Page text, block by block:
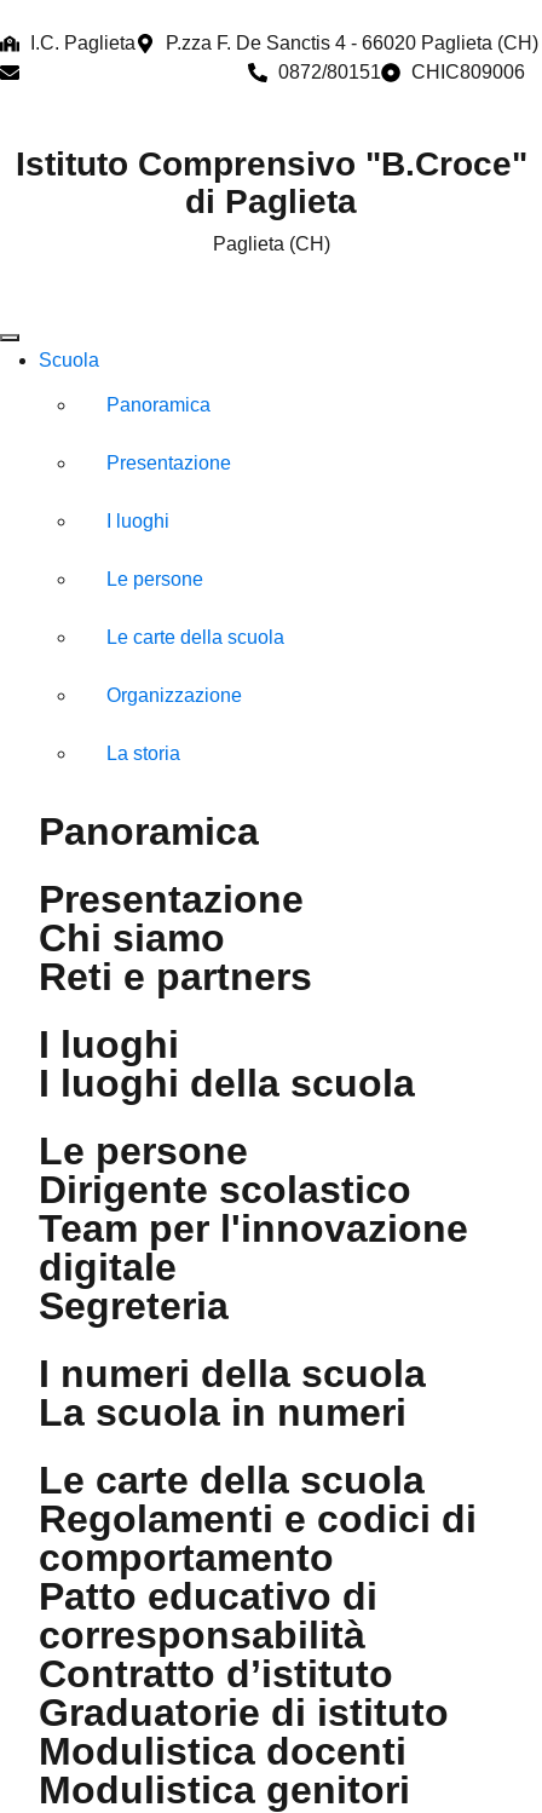
I.C. Paglieta
P.zza F. De Sanctis 4 - 66020 Paglieta (CH)
0872/80151 CHIC809006
Istituto Comprensivo "B.Croce"
di Paglieta
Paglieta (CH)
Scuola
Panoramica
Presentazione
I luoghi
Le persone
Le carte della scuola
Organizzazione
La storia
Panoramica
Presentazione
Chi siamo
Reti e partners
I luoghi
I luoghi della scuola
Le persone
Dirigente scolastico
Team per l'innovazione
digitale
Segreteria
I numeri della scuola
La scuola in numeri
Le carte della scuola
Regolamenti e codici di
comportamento
Patto educativo di
corresponsabilità
Contratto d’istituto
Graduatorie di istituto
Modulistica docenti
Modulistica genitori